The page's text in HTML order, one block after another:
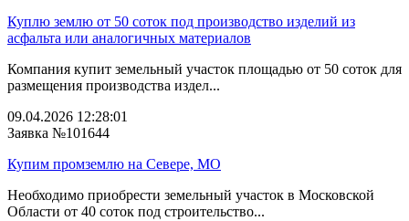
Куплю землю от 50 соток под производство изделий из
асфальта или аналогичных материалов
Компания купит земельный участок площадью от 50 соток для
размещения производства издел...
09.04.2026 12:28:01
Заявка №101644
Купим промземлю на Севере, МО
Необходимо приобрести земельный участок в Московской
Области от 40 соток под строительство...